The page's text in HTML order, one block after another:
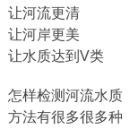
让河流更清
让河岸更美
让水质达到V类
怎样检测河流水质
方法有很多很多种